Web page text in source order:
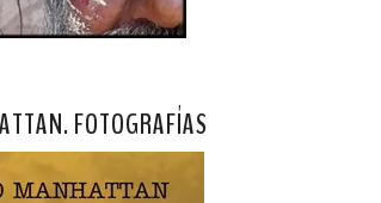
FOTOGRAFÍAS